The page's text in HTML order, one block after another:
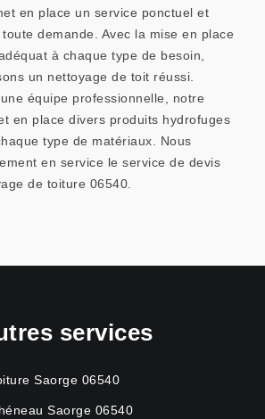
en place un service ponctuel et
demande. Avec la mise en place
à chaque type de besoin,
un nettoyage de toit réussi.
équipe professionnelle, notre
en place divers produits hydrofuges
type de matériaux. Nous
en service le service de devis
de toiture 06540.
services
Saorge 06540
Saorge 06540